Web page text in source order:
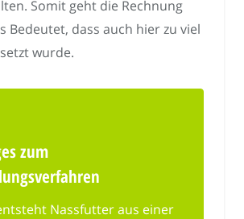
Somit geht die Rechnung
Bedeutet, dass auch hier zu viel
wurde.
zum
Nassfutter aus einer